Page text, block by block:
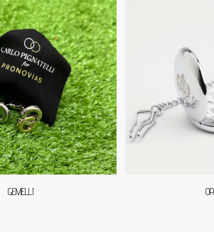
GEMELLI